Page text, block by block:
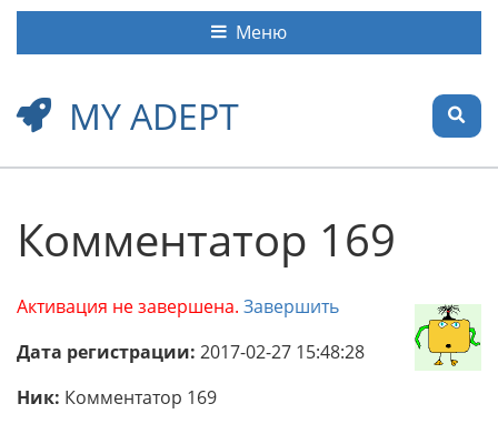
MY ADEPT
Меню
Комментатор 169
Активация не завершена. Завершить
Дата регистрации: 2017-02-27 15:48:28
Ник: Комментатор 169